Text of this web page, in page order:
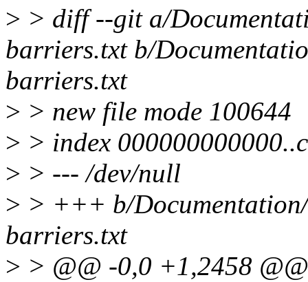
> > diff --git a/
barriers.txt b/
barriers.txt
> > new file mode 100644
> > index
> > --- /dev/null
> > +++ b/
barriers.txt
> > @@ -0,0 +1,2458 @@